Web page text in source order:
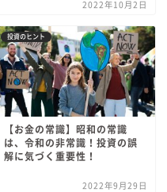
2022年10月2日
投資のヒント
【お金の常識】昭和の常識
は、令和の非常識！投資の誤
解に気づく重要性！
2022年9月29日